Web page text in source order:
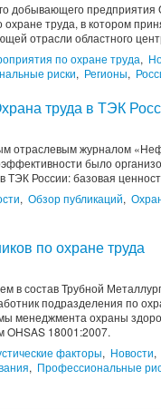
добывающего
труда, в котором
отрасли областного
по охране труда,
риски, Регионы,
труда в ТЭК
отраслевым журналом
было
России: базовая
, Обзор публикаций,
по охране труда
в состав Трубной
подразделения по
менеджмента охраны
OHSAS 18001:2007.
факторы, Новости,
, Профессиональные